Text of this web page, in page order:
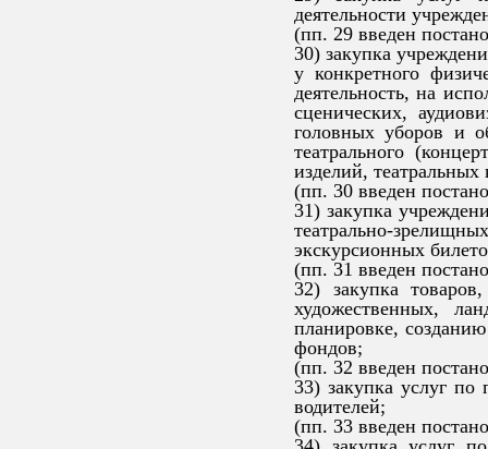
деятельности
(пп. 29 введен
30) закупка
у конкретного
деятельность, на
сценических,
головных уборов и
театрального
изделий,
(пп. 30 введен
31) закупка
театрально-
экскурсионных
(пп. 31 введен
32) закупка
художественных,
планировке,
фондов;
(пп. 32 введен
33) закупка услуг по
водителей;
(пп. 33 введен